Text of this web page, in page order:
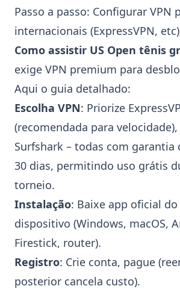
Passo a passo: Configurar VPN
internacionais (ExpressVPN, etc)
Como assistir US Open tênis
exige VPN premium para
Aqui o guia detalhado:
Escolha VPN: Priorize
(recomendada para velocidade),
Surfshark – todas com garantia
30 dias, permitindo uso grátis
torneio.
Instalação: Baixe app oficial
dispositivo (Windows, macOS,
Firestick, router).
Registro: Crie conta, pague
posterior cancela custo).